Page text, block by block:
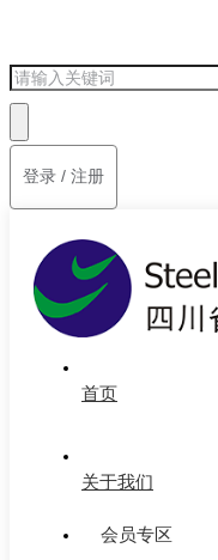
登录 / 注册
首页
关于我们
会员专区